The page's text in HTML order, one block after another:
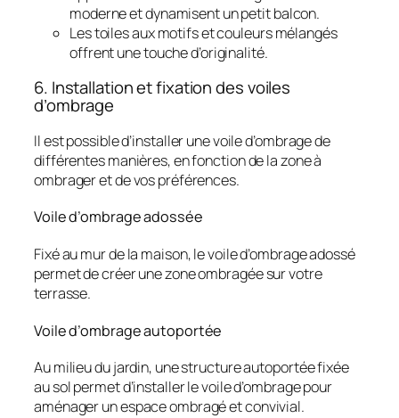
moderne et dynamisent un petit balcon.
Les toiles aux motifs et couleurs mélangés
offrent une touche d’originalité.
6. Installation et fixation des voiles
d’ombrage
Il est possible d’installer une voile d’ombrage de
différentes manières, en fonction de la zone à
ombrager et de vos préférences.
Voile d’ombrage adossée
Fixé au mur de la maison, le voile d’ombrage adossé
permet de créer une zone ombragée sur votre
terrasse.
Voile d’ombrage autoportée
Au milieu du jardin, une structure autoportée fixée
au sol permet d’installer le voile d’ombrage pour
aménager un espace ombragé et convivial.